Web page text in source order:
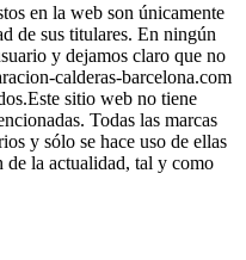
en la web son únicamente
de sus titulares. En ningún
y dejamos claro que no
calderas-barcelona.com
sitio web no tiene
Todas las marcas
y sólo se hace uso de ellas
de la actualidad, tal y como